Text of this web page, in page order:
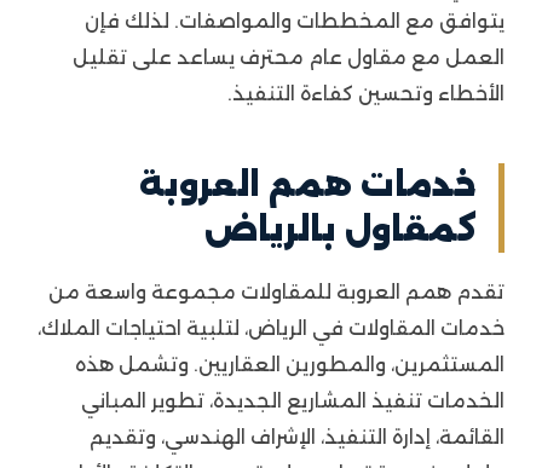
يتوافق مع المخططات والمواصفات. لذلك فإن
العمل مع مقاول عام محترف يساعد على تقليل
الأخطاء وتحسين كفاءة التنفيذ.
خدمات همم العروبة
كمقاول بالرياض
تقدم همم العروبة للمقاولات مجموعة واسعة من
خدمات المقاولات في الرياض، لتلبية احتياجات الملاك،
المستثمرين، والمطورين العقاريين. وتشمل هذه
الخدمات تنفيذ المشاريع الجديدة، تطوير المباني
القائمة، إدارة التنفيذ، الإشراف الهندسي، وتقديم